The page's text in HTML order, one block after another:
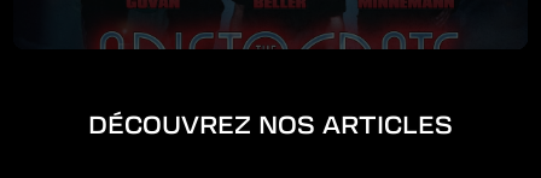
DÉCOUVREZ NOS ARTICLES